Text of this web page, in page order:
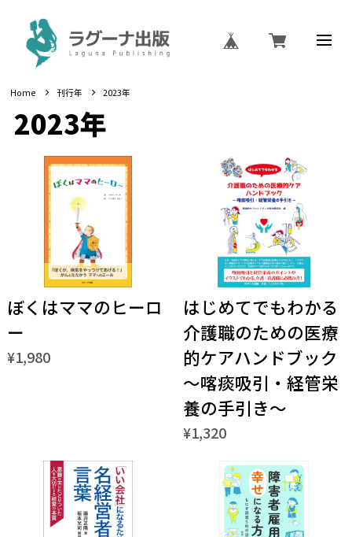
Home 刊行年 2023年
2023年
ぼくはママのヒーロ
ー
¥1,980
はじめてでもわかる
介護職のための医療
的ケアハンドブック
～喀痰吸引・経管栄
養の手引き～
¥1,320